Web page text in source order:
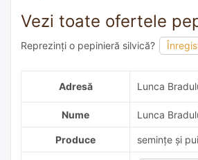
Reprezinți o pepinieră silvică?
Adresă
Lunca
Nume Lunca
Produce semințe și